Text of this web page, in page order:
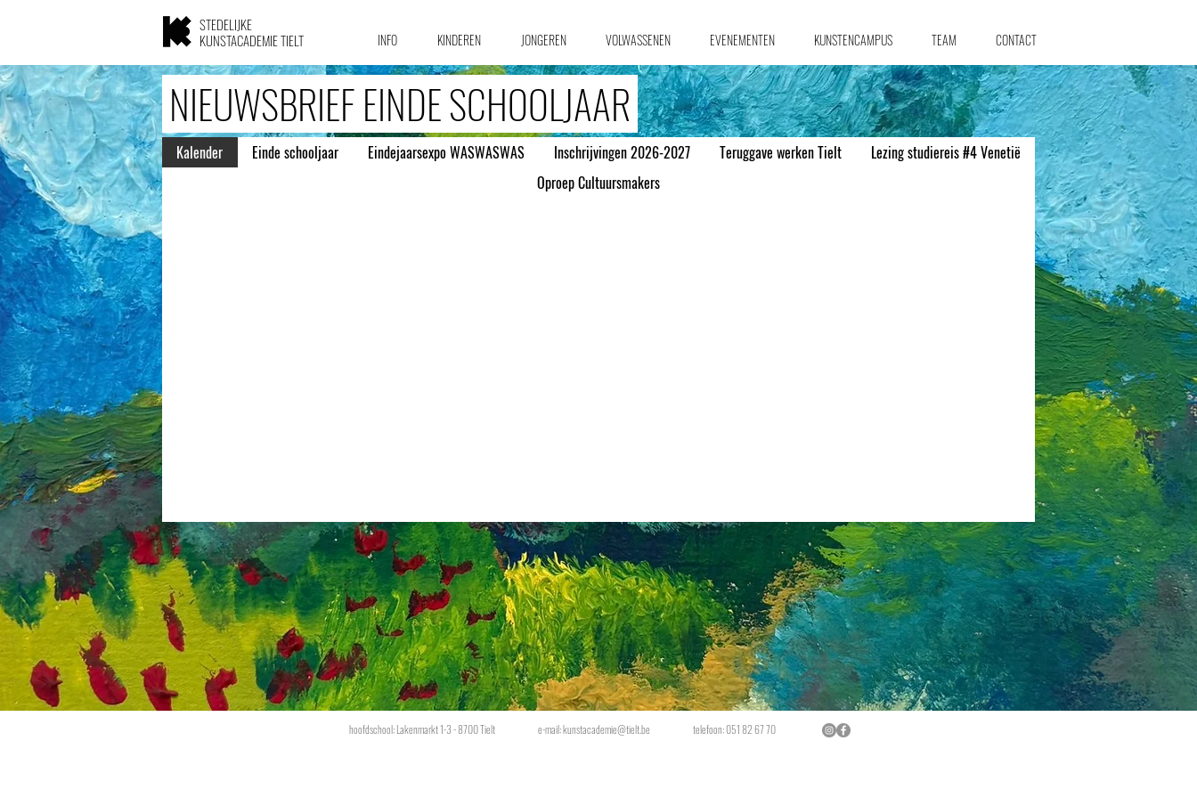
STEDELIJKE
KUNSTACADEMIE TIELT
INFO KINDEREN JONGEREN VOLWASSENEN EVENEMENTEN KUNSTENCAMPUS TEAM CONTACT
NIEUWSBRIEF EINDE SCHOOLJAAR
Kalender Einde schooljaar Eindejaarsexpo WASWASWAS Inschrijvingen 2026-2027 Teruggave werken Tielt
Lezing studiereis #4 Venetië
Oproep Cultuursmakers
hoofdschool:Lakenmarkt 1-3 - 8700 Tielt e-mail:kunstacademie@tielt.be telefoon: 051 82 67 70